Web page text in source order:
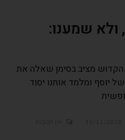
ולא שמענו:
מציב בסימן שאלה את
יוסף ומלמד אותנו יסוד